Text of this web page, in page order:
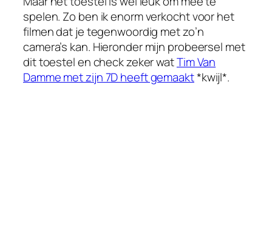
spelen. Zo ben ik enorm verkocht voor het
filmen dat je tegenwoordig met zo’n
camera’s kan. Hieronder mijn probeersel met
dit toestel en check zeker watTim Van
Damme met zijn 7D heeft gemaakt*kwijl*.